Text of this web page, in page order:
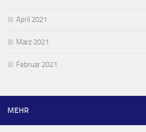
April 2021
März 2021
Februar 2021
MEHR